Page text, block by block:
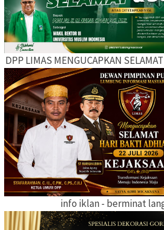
DPP LIMAS MENGUCAPKAN
info iklan - berminat